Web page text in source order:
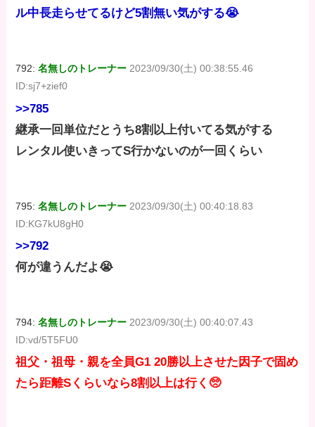
ル中長走らせてるけど5割無い気がする😭
792:名無しのトレーナー 2023/09/30(土) 00:38:55.46
ID:sj7+zief0
>>785
継承一回単位だとうち8割以上付いてる気がする
レンタル使いきってS行かないのが一回くらい
795:名無しのトレーナー 2023/09/30(土) 00:40:18.83
ID:KG7kU8gH0
>>792
何が違うんだよ😭
794:名無しのトレーナー 2023/09/30(土) 00:40:07.43
ID:vd/5T5FU0
祖父・祖母・親を全員G1 20勝以上させた因子で固め
たら距離Sくらいなら8割以上は行く🥺